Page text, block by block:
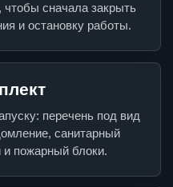
чтобы сначала закрыть
и остановку работы.
перечень под вид
санитарный
пожарный блоки.